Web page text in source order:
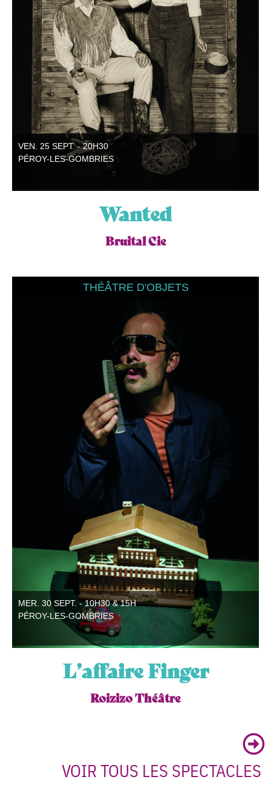
VEN. 25 SEPT. - 20H30
PÉROY-LES-GOMBRIES
Wanted
Bruital Cie
THÉÂTRE D'OBJETS
MER. 30 SEPT. - 10H30 & 15H
PÉROY-LES-GOMBRIES
L’affaire Finger
Roizizo Théâtre
VOIR TOUS LES SPECTACLES ​